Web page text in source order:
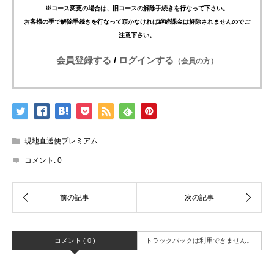
※コース変更の場合は、旧コースの解除手続きを行なって下さい。
お客様の手で解除手続きを行なって頂かなければ継続課金は解除されませんのでご
注意下さい。
会員登録する / ログインする （会員の方）
現地直送便プレミアム
コメント: 0
コメント ( 0 ) トラックバックは利用できません。